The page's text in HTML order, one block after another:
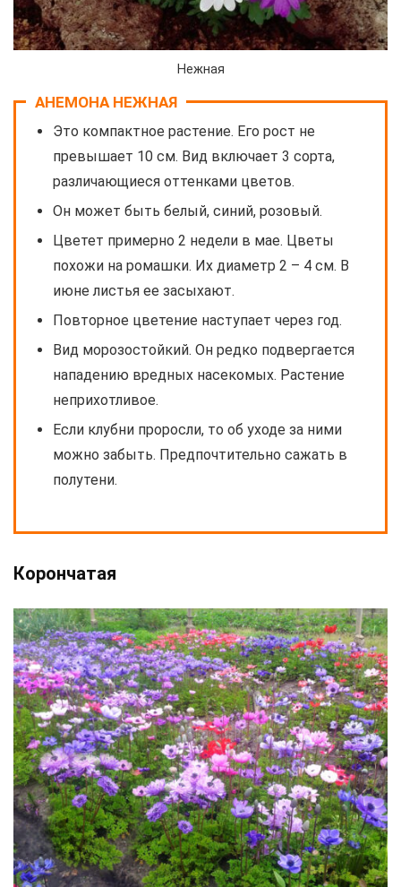
Нежная
АНЕМОНА НЕЖНАЯ
Это компактное растение. Его рост не
превышает 10 см. Вид включает 3 сорта,
различающиеся оттенками цветов.
Он может быть белый, синий, розовый.
Цветет примерно 2 недели в мае. Цветы
похожи на ромашки. Их диаметр 2 – 4 см. В
июне листья ее засыхают.
Повторное цветение наступает через год.
Вид морозостойкий. Он редко подвергается
нападению вредных насекомых. Растение
неприхотливое.
Если клубни проросли, то об уходе за ними
можно забыть. Предпочтительно сажать в
полутени.
Корончатая